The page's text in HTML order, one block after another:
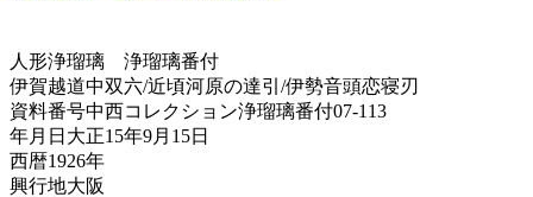
人形浄瑠璃 浄瑠璃番付
伊賀越道中双六/近頃河原の達引/伊勢音頭恋寝刃
資料番号中西コレクション浄瑠璃番付07-113
年月日 大正15年9月15日
西暦1926年
興行地大阪